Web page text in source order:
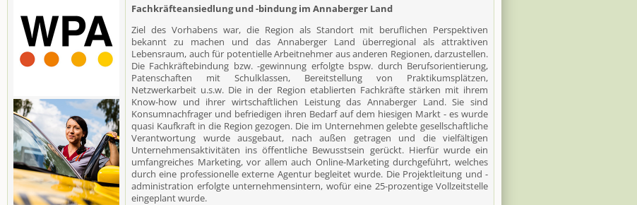
Fachkräfteansiedlung und -bindung im Annaberger Land
Ziel des Vorhabens war, die Region als Standort mit beruflichen Perspektiven
bekannt zu machen und das Annaberger Land überregional als attraktiven
Lebensraum, auch für potentielle Arbeitnehmer aus anderen Regionen, darzustellen.
Die Fachkräftebindung bzw. -gewinnung erfolgte bspw. durch Berufsorientierung,
Patenschaften mit Schulklassen, Bereitstellung von Praktikumsplätzen,
Netzwerkarbeit u.s.w. Die in der Region etablierten Fachkräfte stärken mit ihrem
Know-how und ihrer wirtschaftlichen Leistung das Annaberger Land. Sie sind
Konsumnachfrager und befriedigen ihren Bedarf auf dem hiesigen Markt - es wurde
quasi Kaufkraft in die Region gezogen. Die im Unternehmen gelebte gesellschaftliche
Verantwortung wurde ausgebaut, nach außen getragen und die vielfältigen
Unternehmensaktivitäten ins öffentliche Bewusstsein gerückt. Hierfür wurde ein
umfangreiches Marketing, vor allem auch Online-Marketing durchgeführt, welches
durch eine professionelle externe Agentur begleitet wurde. Die Projektleitung und -
administration erfolgte unternehmensintern, wofür eine 25-prozentige Vollzeitstelle
eingeplant wurde.